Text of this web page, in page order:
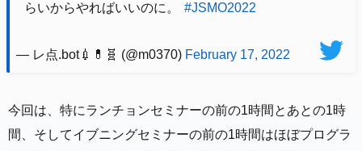
らいからやればいいのに。
#JSMO2022
— レ点.bot💉💊🧬 (@m0370) February 17, 2022
今回は、特にランチョンセミナーの前の1時間とあとの1時
間、そしてイブニングセミナーの前の1時間はほぼプログラ